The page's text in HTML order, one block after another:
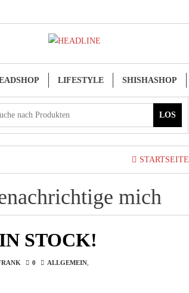
LIFESTYLE SHISHASHOP
LOS
STARTSEITE
mich
STOCK!
0 ALLGEMEIN,